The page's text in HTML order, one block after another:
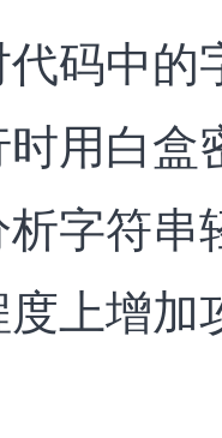
码中的
用白盒
字符串
上增加